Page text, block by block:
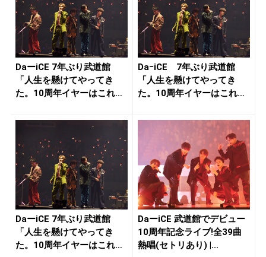
DaーiCE 7年ぶり武道館
「人生を懸けてやってき
た。10周年イヤーはこれか
DaｰiCE 7年ぶり武道館
「人生を懸けてやってき
た。10周年イヤーはこれか
DaーiCE 7年ぶり武道館
「人生を懸けてやってき
た。10周年イヤーはこれか
DaーiCE 武道館でデビュー
10周年記念ライブ!全39曲
熱唱(セトリあり) |...